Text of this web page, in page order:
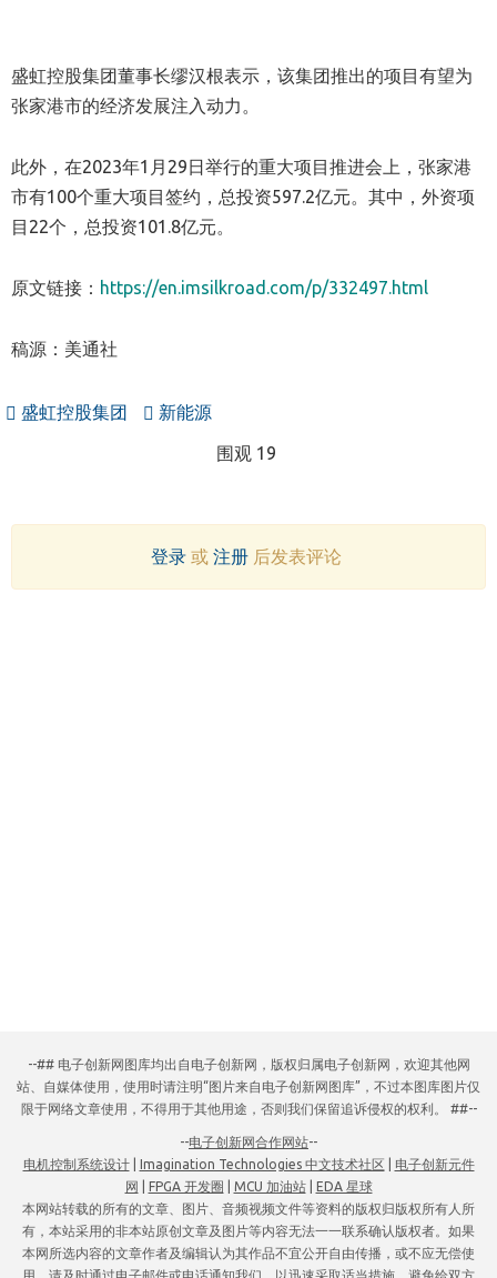
盛虹控股集团董事长缪汉根表示，该集团推出的项目有望为
张家港市的经济发展注入动力。
此外，在2023年1月29日举行的重大项目推进会上，张家港
市有100个重大项目签约，总投资597.2亿元。其中，外资项
目22个，总投资101.8亿元。
原文链接： https://en.imsilkroad.com/p/332497.html
稿源：美通社
盛虹控股集团 新能源
围观 19
登录或 注册后发表评论
--## 电子创新网图库均出自电子创新网，版权归属电子创新网，欢迎其他网
站、自媒体使用，使用时请注明“图片来自电子创新网图库”，不过本图库图片仅
限于网络文章使用，不得用于其他用途，否则我们保留追诉侵权的权利。 ##--
--电子创新网合作网站--
电机控制系统设计| Imagination Technologies 中文技术社区
电子创新元件
网
FPGA 开发圈 MCU 加油站| EDA 星球
本网站转载的所有的文章、图片、音频视频文件等资料的版权归版权所有人所
有，本站采用的非本站原创文章及图片等内容无法一一联系确认版权者。如果
本网所选内容的文章作者及编辑认为其作品不宜公开自由传播，或不应无偿使
用，请及时通过电子邮件或电话通知我们，以迅速采取适当措施，避免给双方